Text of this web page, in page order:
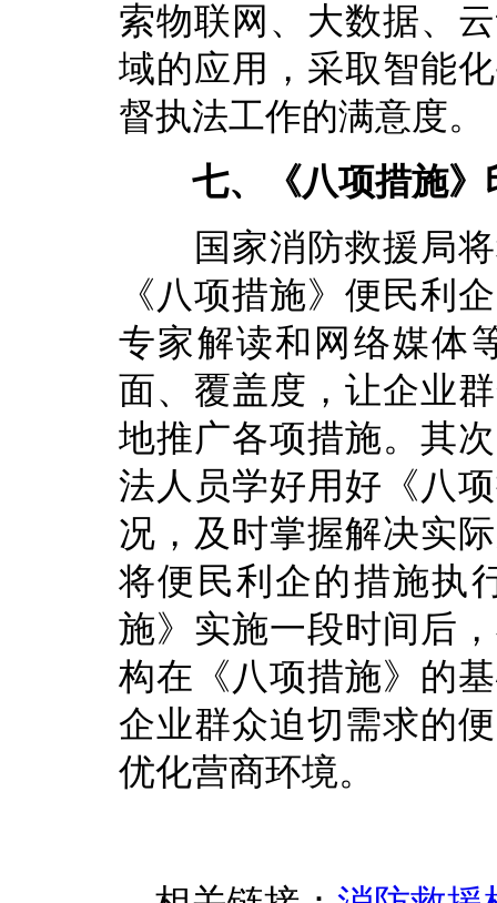
索物联网、大数据、
域的应用，采取智能
督执法工作的满意度。
七、《八项措施
国家消防救援局将
《八项措施》便民利
专家解读和网络媒体
面、覆盖度，让企业
地推广各项措施。其
法人员学好用好《八
况，及时掌握解决实
将便民利企的措施执
施》实施一段时间后
构在《八项措施》的
企业群众迫切需求的
优化营商环境。